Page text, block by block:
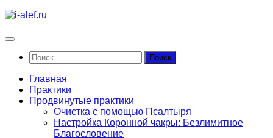
Перейти
содержимому
Найти:
Главная
Практики
Продвинутые практики
Очистка с помощью Псалтыря
Настройка Коронной чакры: Безлимитное
Благословение